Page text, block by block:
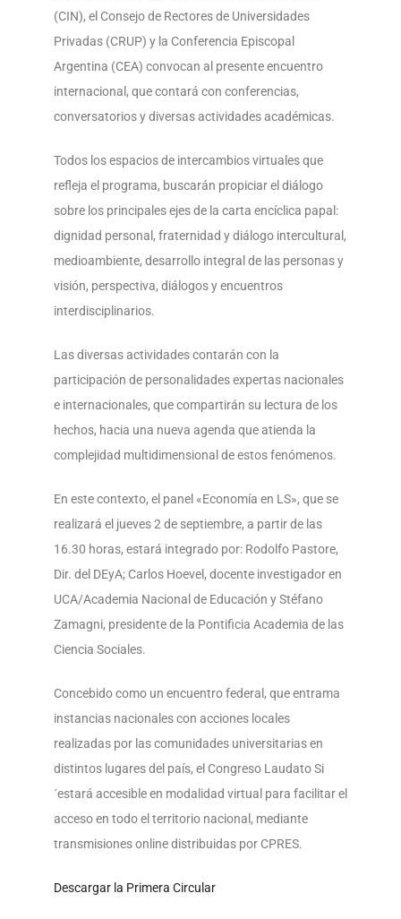
(CIN), el Consejo de Rectores de Universidades
Privadas (CRUP) y la Conferencia Episcopal
Argentina (CEA) convocan al presente encuentro
internacional, que contará con conferencias,
conversatorios y diversas actividades académicas.
Todos los espacios de intercambios virtuales que
refleja el programa, buscarán propiciar el diálogo
sobre los principales ejes de la carta encíclica papal:
dignidad personal, fraternidad y diálogo intercultural,
medioambiente, desarrollo integral de las personas y
visión, perspectiva, diálogos y encuentros
interdisciplinarios.
Las diversas actividades contarán con la
participación de personalidades expertas nacionales
e internacionales, que compartirán su lectura de los
hechos, hacia una nueva agenda que atienda la
complejidad multidimensional de estos fenómenos.
En este contexto, el panel «Economía en LS», que se
realizará el jueves 2 de septiembre, a partir de las
16.30 horas, estará integrado por: Rodolfo Pastore,
Dir. del DEyA; Carlos Hoevel, docente investigador en
UCA/Academia Nacional de Educación y Stéfano
Zamagni, presidente de la Pontificia Academia de las
Ciencia Sociales.
Concebido como un encuentro federal, que entrama
instancias nacionales con acciones locales
realizadas por las comunidades universitarias en
distintos lugares del país, el Congreso Laudato Si
´estará accesible en modalidad virtual para facilitar el
acceso en todo el territorio nacional, mediante
transmisiones online distribuidas por CPRES.
Descargar la Primera Circular